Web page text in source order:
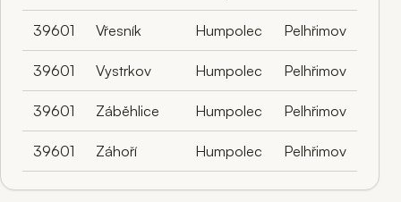
39601 Vřesník Humpolec Pelhřimov
39601 Vystrkov Humpolec Pelhřimov
39601 Záběhlice Humpolec Pelhřimov
39601 Záhoří Humpolec Pelhřimov